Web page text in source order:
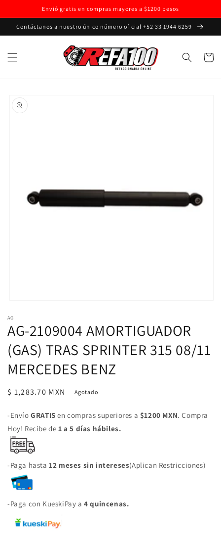
directamente
al contenido
Envió gratis en compras mayores a $1200 pesos
Contáctanos a nuestro único número oficial +52 33 1944 6259
Carrito
a la
información
multimedia
1
en
ventana
modal
AG
AG-2109004 AMORTIGUADOR
(GAS) TRAS SPRINTER 315 08/11
MERCEDES BENZ
Precio
$ 1,283.70 MXN Agotado
-EnvíoGRATIS en compras superiores a $1200 MXN. Compra
Hoy! Recibe de 1 a 5 días hábiles.
-Paga hasta12 meses sin intereses(Aplican Restricciones)
-Paga con KueskiPay a4 quincenas.